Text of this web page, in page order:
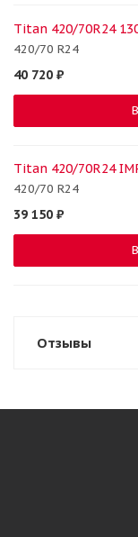
Titan 420/70R24
420/70 R24
40 720 ₽
Titan 420/70R24
420/70 R24
39 150 ₽
Отзывы